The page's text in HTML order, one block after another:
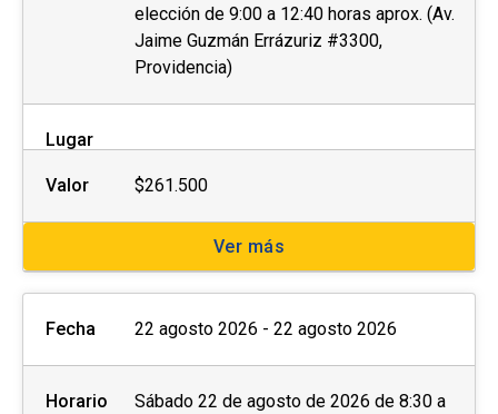
elección de 9:00 a 12:40 horas aprox. (Av.
Jaime Guzmán Errázuriz #3300,
Providencia)
Lugar
Valor $261.500
Ver más
Fecha 22 agosto 2026 - 22 agosto 2026
Horario
Sábado 22 de agosto de 2026 de 8:30 a